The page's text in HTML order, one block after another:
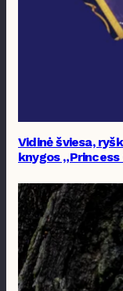
Vidinė šviesa,
knygos